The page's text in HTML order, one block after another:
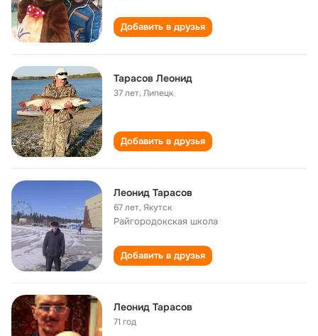
Добавить в друзья
Тарасов Леонид
37 лет,Липецк
Добавить в друзья
Леонид Тарасов
67 лет,Якутск
Райгородокская школа
Добавить в друзья
Леонид Тарасов
71 год